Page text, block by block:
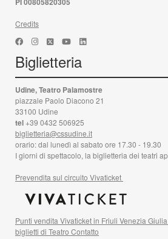
Credits
Biglietteria
Udine, Teatro Palamostre
piazzale Paolo Diacono 21
33100 Udine
tel +39 0432 506925
biglietteria@cssudine.it
orario: dal lunedì al sabato ore 17.30 - 19.30
I giorni di spettacolo, la biglietteria dei teatri
Prevendita sul circuito Vivaticket
Punti vendita Vivaticket in Friuli Venezia
biglietti di Teatro Contatto